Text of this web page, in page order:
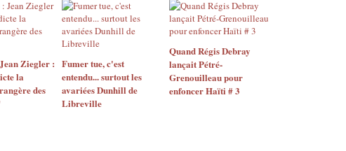
Ziegler :
la
des
Fumer tue, c'est
entendu... surtout les
avariées Dunhill de
Libreville
Quand Régis Debray
lançait Pétré-
Grenouilleau pour
enfoncer Haïti # 3